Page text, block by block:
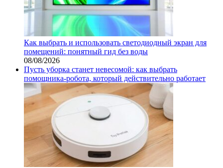
Как выбрать и использовать светодиодный экран для
помещений: понятный гид без воды
08/08/2026
Пусть уборка станет невесомой: как выбрать
помощника‑робота, который действительно работает